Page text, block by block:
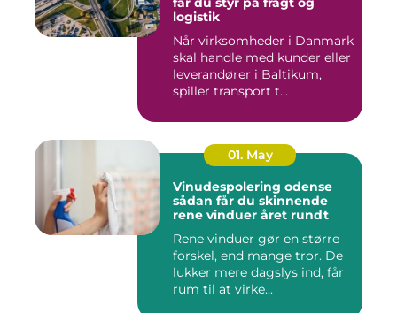
logistik
Når virksomheder i Danmark
skal handle med kunder eller
leverandører i Baltikum,
spiller transport t...
01. May
Vinudespolering odense
sådan får du skinnende
rene vinduer året rundt
Rene vinduer gør en større
forskel, end mange tror. De
lukker mere dagslys ind, får
rum til at virke...